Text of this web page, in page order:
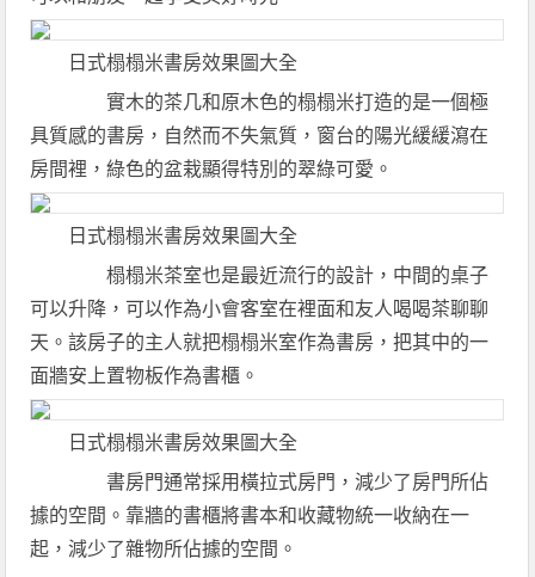
日式榻榻米書房效果圖大全
實木的茶几和原木色的榻榻米打造的是一個極
具質感的書房，自然而不失氣質，窗台的陽光緩緩瀉在
房間裡，綠色的盆栽顯得特別的翠綠可愛。
日式榻榻米書房效果圖大全
榻榻米茶室也是最近流行的設計，中間的桌子
可以升降，可以作為小會客室在裡面和友人喝喝茶聊聊
天。該房子的主人就把榻榻米室作為書房，把其中的一
面牆安上置物板作為書櫃。
日式榻榻米書房效果圖大全
書房門通常採用橫拉式房門，減少了房門所佔
據的空間。靠牆的書櫃將書本和收藏物統一收納在一
起，減少了雜物所佔據的空間。